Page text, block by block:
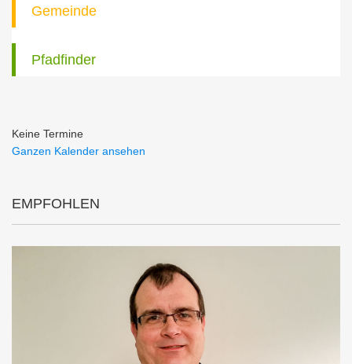
Gemeinde
Pfadfinder
Keine Termine
Ganzen Kalender ansehen
EMPFOHLEN